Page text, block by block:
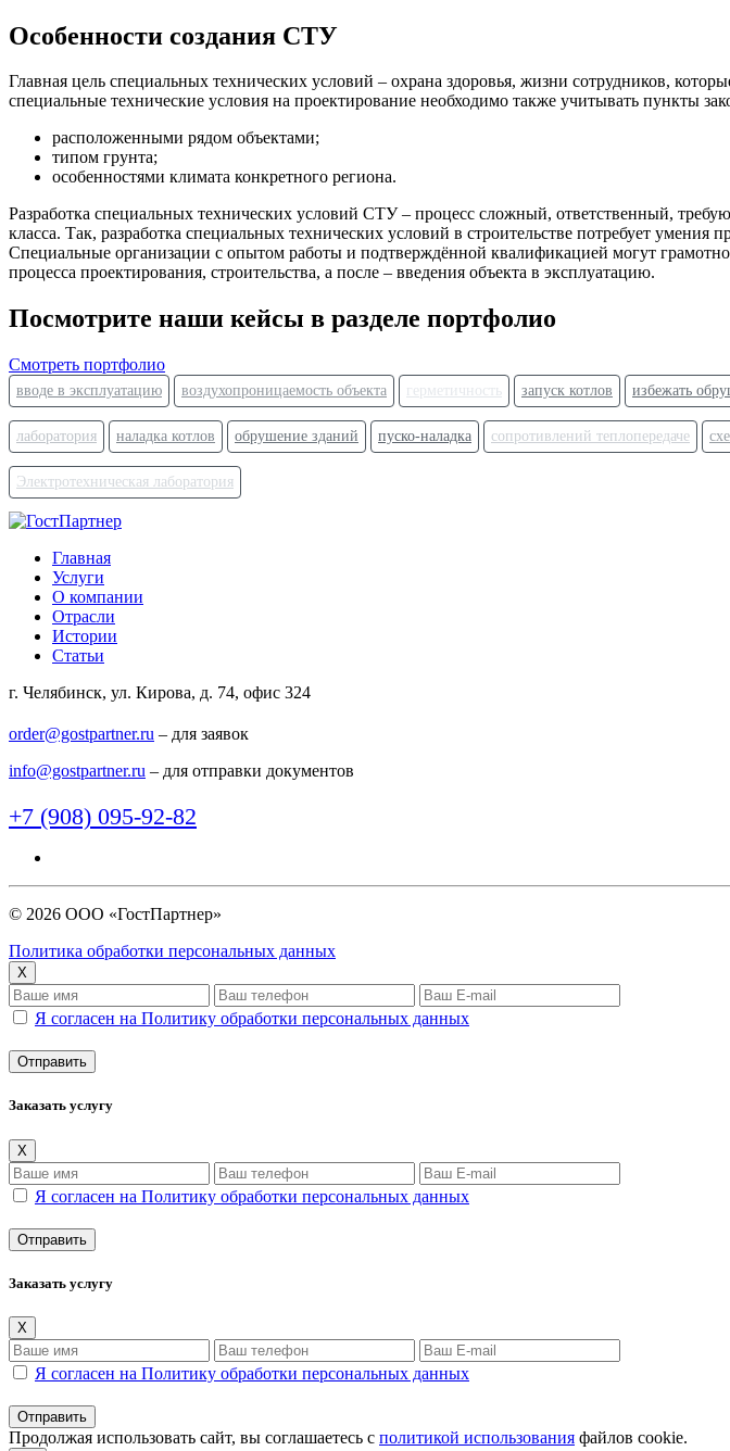
Особенности создания СТУ
Главная цель специальных технических условий – охрана здоровья, жизни сотрудников,
специальные технические условия на проектирование необходимо также учитывать пункты
расположенными рядом объектами;
типом грунта;
особенностями климата конкретного региона.
Разработка специальных технических условий СТУ – процесс сложный, ответственный,
класса. Так, разработка специальных технических условий в строительстве потребует
Специальные организации с опытом работы и подтверждённой квалификацией могут
процесса проектирования, строительства, а после – введения объекта в эксплуатацию.
Посмотрите наши кейсы в разделе портфолио
Смотреть портфолио
вводе в эксплуатацию воздухопроницаемость объекта герметичность запуск котлов избежать
лаборатория наладка котлов обрушение зданий пуско-наладка сопротивлений теплопередаче
Электротехническая лаборатория
Главная
Услуги
О компании
Отрасли
Истории
Статьи
г. Челябинск, ул. Кирова, д. 74, офис 324
order@gostpartner.ru – для заявок
info@gostpartner.ru – для отправки документов
+7 (908) 095-92-82
© 2026 ООО «ГостПартнер»
Политика обработки персональных данных
X
Я согласен на Политику обработки персональных данных
Заказать услугу
X
Я согласен на Политику обработки персональных данных
Заказать услугу
X
Я согласен на Политику обработки персональных данных
Продолжая использовать сайт, вы соглашаетесь с политикой использования файлов cookie.